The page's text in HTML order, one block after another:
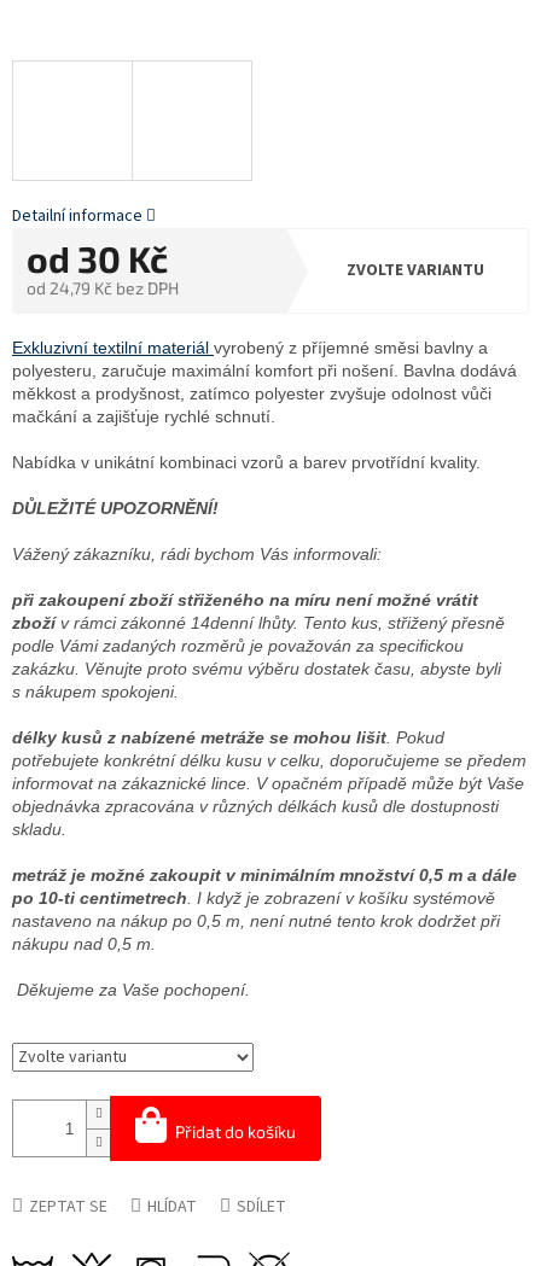
od 30 Kč
od 24,79 Kč bez DPH
ZVOLTE VARIANTU
Přidat do košíku
Exkluzivní textilní materiál vyrobený z příjemné směsi bavlny a
polyesteru, zaručuje maximální komfort při nošení. Bavlna dodává
měkkost a prodyšnost, zatímco polyester zvyšuje odolnost vůči
mačkání a zajišťuje rychlé schnutí.
Nabídka v unikátní kombinaci vzorů a barev prvotřídní kvality.
DŮLEŽITÉ UPOZORNĚNÍ!
Vážený zákazníku, rádi bychom Vás informovali:
při zakoupení zboží střiženého na míru není možné vrátit
zbožív rámci zákonné 14denní lhůty. Tento kus, střižený přesně
podle Vámi zadaných rozměrů je považován za specifickou
zakázku. Věnujte proto svému výběru dostatek času, abyste byli
s nákupem spokojeni.
délky kusů z nabízené metráže se mohou lišit. Pokud
potřebujete konkrétní délku kusu v celku, doporučujeme se předem
informovat na zákaznické lince. V opačném případě může být Vaše
objednávka zpracována v různých délkách kusů dle dostupnosti
skladu.
metráž je možné zakoupit v minimálním množství 0,5 m a dále
po 10-ti centimetrech. I když je zobrazení v košíku systémově
nastaveno na nákup po 0,5 m, není nutné tento krok dodržet při
nákupu nad 0,5 m.
Děkujeme za Vaše pochopení.
Detailní informace
ZEPTAT SE HLÍDAT SDÍLET